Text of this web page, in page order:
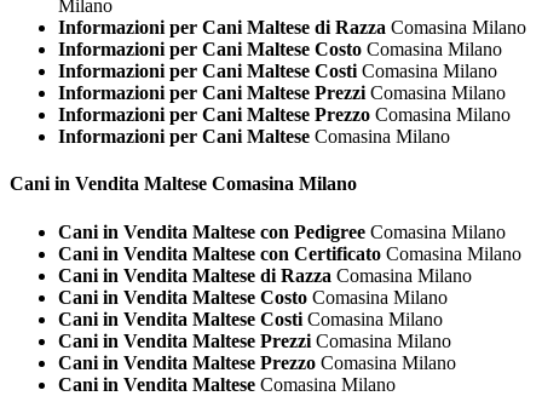
Milano
Informazioni per Cani Maltese di Razza Comasina Milano
Informazioni per Cani Maltese Costo Comasina Milano
Informazioni per Cani Maltese Costi Comasina Milano
Informazioni per Cani Maltese Prezzi Comasina Milano
Informazioni per Cani Maltese Prezzo Comasina Milano
Informazioni per Cani Maltese Comasina Milano
Cani in Vendita Maltese Comasina Milano
Cani in Vendita Maltese con Pedigree Comasina Milano
Cani in Vendita Maltese con Certificato Comasina Milano
Cani in Vendita Maltese di Razza Comasina Milano
Cani in Vendita Maltese Costo Comasina Milano
Cani in Vendita Maltese Costi Comasina Milano
Cani in Vendita Maltese Prezzi Comasina Milano
Cani in Vendita Maltese Prezzo Comasina Milano
Cani in Vendita Maltese Comasina Milano